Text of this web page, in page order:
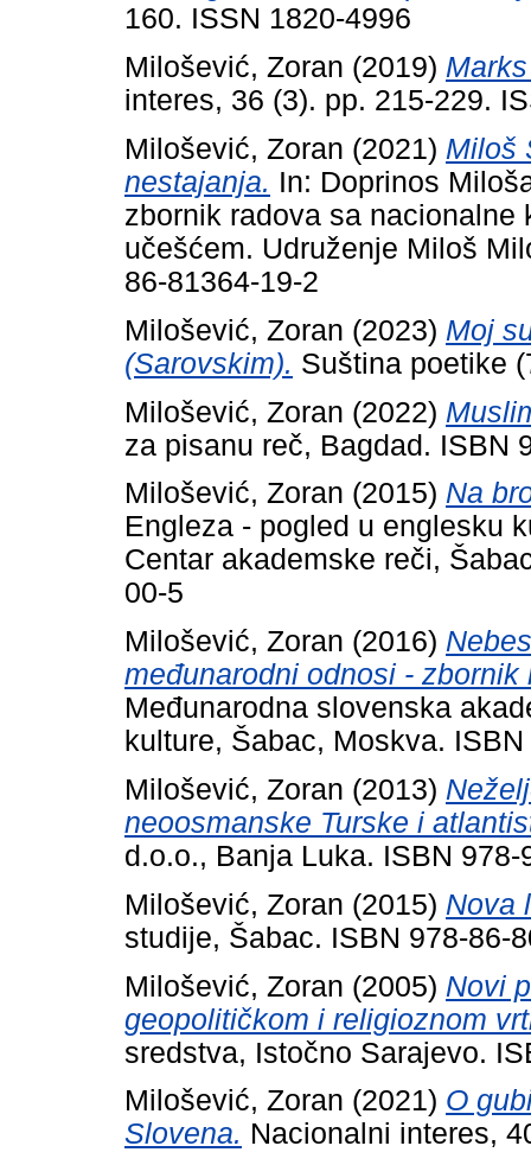
160. ISSN 1820-4996
Milošević, Zoran (2019)
interes, 36 (3). pp. 215-229.
Milošević, Zoran (2021) Miloš
nestajanja. In: Doprinos
zbornik radova sa nacionalne
učešćem. Udruženje Miloš
86-81364-19-2
Milošević, Zoran (2023) Moj
(Sarovskim). Suština poetike
Milošević, Zoran (2022)
za pisanu reč, Bagdad. ISBN
Milošević, Zoran (2015) Na
Engleza - pogled u englesku
Centar akademske reči,
00-5
Milošević, Zoran (2016)
međunarodni odnosi - zbornik
Međunarodna slovenska
kulture, Šabac, Moskva.
Milošević, Zoran (2013)
neoosmanske Turske i
d.o.o., Banja Luka. ISBN 978-
Milošević, Zoran (2015) Nova
studije, Šabac. ISBN 978-86-
Milošević, Zoran (2005) Novi
geopolitičkom i religioznom
sredstva, Istočno Sarajevo.
Milošević, Zoran (2021) O
Slovena. Nacionalni interes,